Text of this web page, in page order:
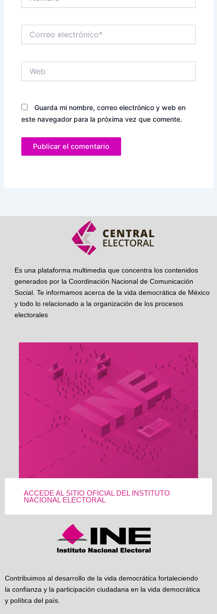
electrónico*
Guarda mi nombre, correo electrónico y web en
este navegador para la próxima vez que comente.
Es una plataforma multimedia que concentra los contenidos
generados por la Coordinación Nacional de Comunicación
Social. Te informamos acerca de la vida democrática de México
y todo lo relacionado a la organización de los procesos
electorales
ACCEDE AL SITIO OFICIAL DEL INSTITUTO
NACIONAL ELECTORAL
Contribuimos al desarrollo de la vida democrática fortaleciendo
la confianza y la participación ciudadana en la vida democrática
y política del país.